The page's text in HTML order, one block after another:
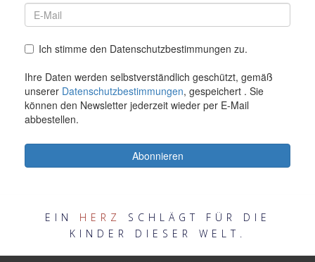
EIN HERZ
SCHLÄGT FÜR DIE
KINDER DIESER WELT.